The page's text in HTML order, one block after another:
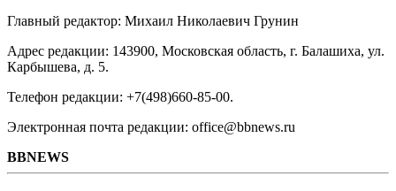
Главный редактор: Михаил Николаевич Грунин
Адрес редакции: 143900, Московская область, г. Балашиха, ул.
Карбышева, д. 5.
Телефон редакции: +7(498)660-85-00.
Электронная почта редакции: office@bbnews.ru
BBNEWS